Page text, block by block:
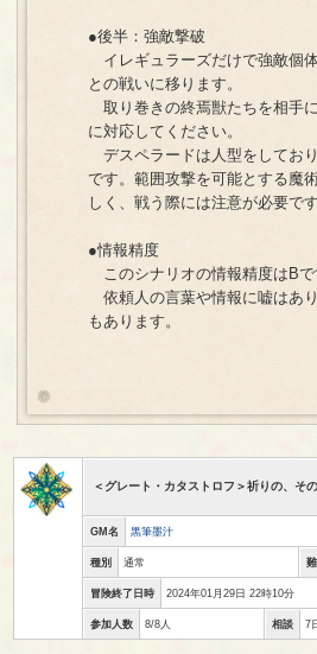
●後半：強敵撃破
イレギュラーズだけで強敵個
との戦いに移ります。
取り巻きの終焉獣たちを相手
に対応してください。
デスペラードは人型をしてお
です。範囲攻撃を可能とする魔
しく、戦う際には注意が必要です
●情報精度
このシナリオの情報精度はBで
依頼人の言葉や情報に嘘はあ
もあります。
＜グレート・カタストロフ＞祈りの、そ
GM名 黒筆墨汁
種別 通常
冒険終了日時 2024年01月29日 22時10分
参加人数 8/8人 相談 7